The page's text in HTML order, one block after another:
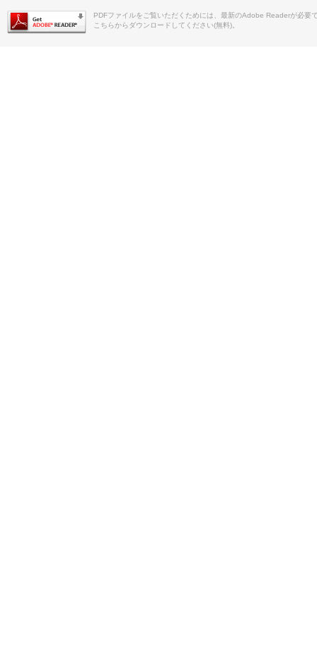
PDFファイルをご覧いただくためには、最新のAdobe Readerが必要
こちらからダウンロードしてください(無料)。